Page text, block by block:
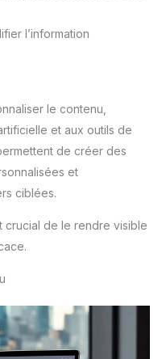
l’information
le contenu,
et aux outils de
de créer des
et
ciblées.
crucial de le rendre visible